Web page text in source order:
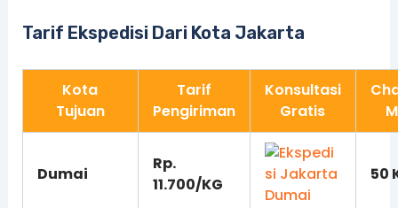
Tarif Ekspedisi Dari Kota Jakarta
Kota
Tujuan
Tarif
Pengiriman
Konsultasi
Gratis
Dumai
Rp.
11.700/KG
50